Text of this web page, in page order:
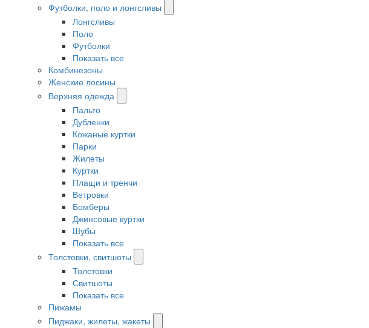
Футболки, поло и лонгсливы
Лонгсливы
Поло
Футболки
Показать все
Комбинезоны
Женские лосины
Верхняя одежда
Пальто
Дубленки
Кожаные куртки
Парки
Жилеты
Куртки
Плащи и тренчи
Ветровки
Бомберы
Джинсовые куртки
Шубы
Показать все
Толстовки, свитшоты
Толстовки
Свитшоты
Показать все
Пижамы
Пиджаки, жилеты, жакеты